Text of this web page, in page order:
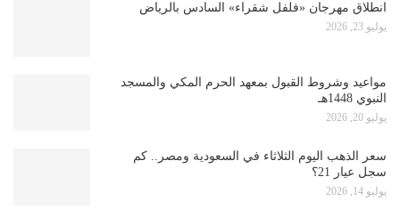
انطلاق مهرجان «فلفل شقراء» السادس بالرياض
يوليو 23, 2026
مواعيد وشروط القبول بمعهد الحرم المكي والمسجد
النبوي 1448هـ
يوليو 20, 2026
سعر الذهب اليوم الثلاثاء في السعودية ومصر.. كم
سجل عيار 21؟
يوليو 14, 2026